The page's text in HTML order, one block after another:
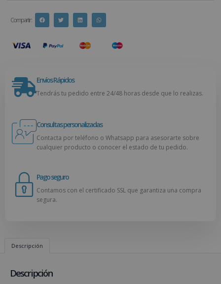
Compartir :
Envíos Rápidos
Tendrás tu pedido entre 24/48 horas desde que lo realizas.
Consultas personalizadas
Contacta por teléfono o Whatsapp para asesorarte sobre
cualquier producto o conocer el estado de tu pedido.
Pago seguro
Contamos con el certificado SSL que garantiza una compra
segura.
Descripción
Descripción